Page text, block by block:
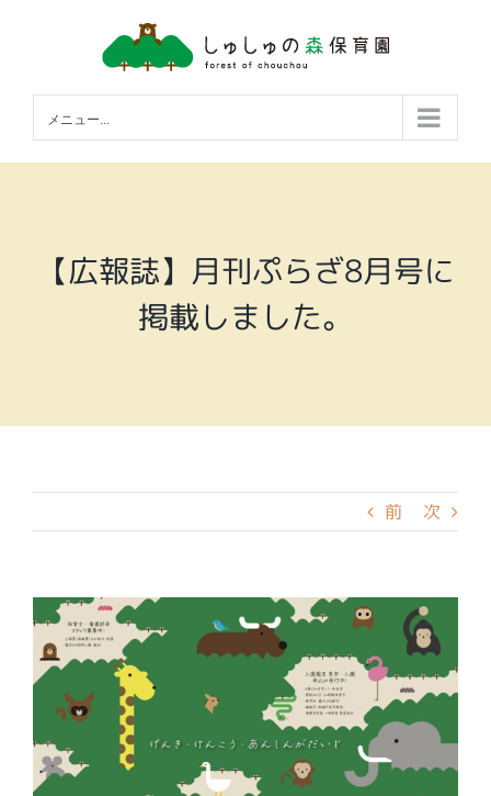
メニュー...
【広報誌】月刊ぷらざ8月号に
掲載しました。
前 次